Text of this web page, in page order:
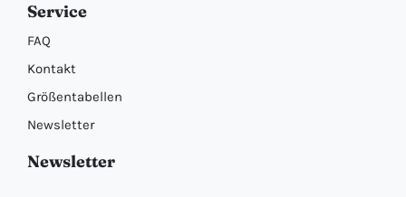
Service
FAQ
Kontakt
Größentabellen
Newsletter
Newsletter